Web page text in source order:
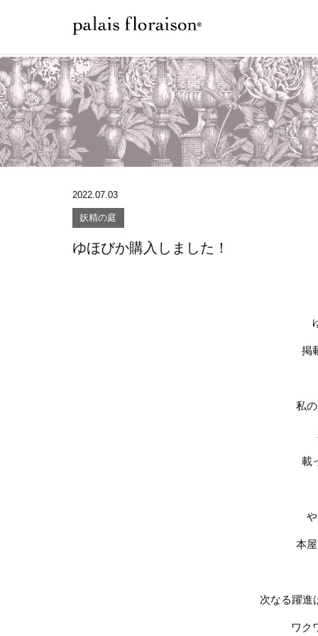
2022.07.03
妖精の庭
ゆほびか購入しました！
掲
私
載
本
次なる躍進
ワク